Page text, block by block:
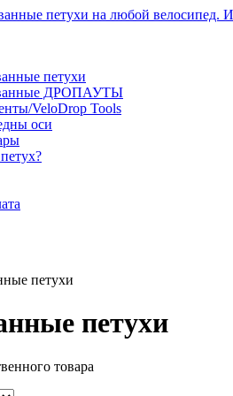
петухи
ДРОПАУТЫ
VeloDrop Tools
оси
петухи
петухи
товара